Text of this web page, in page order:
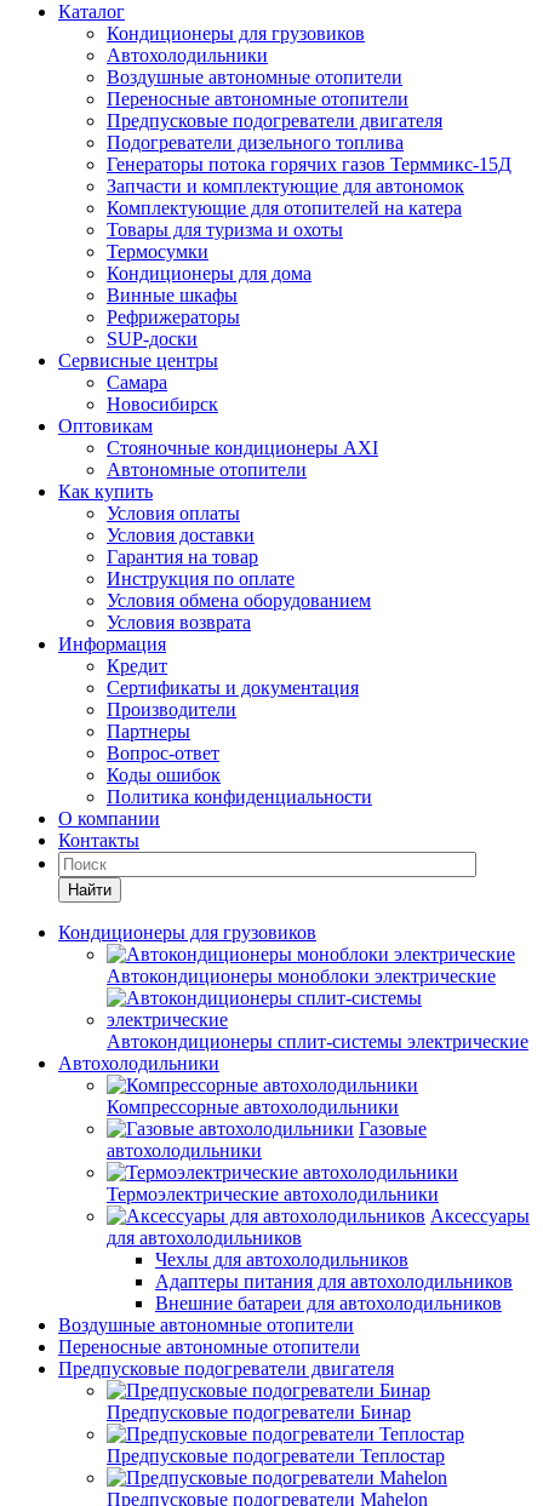
Каталог
Кондиционеры для грузовиков
Автохолодильники
Воздушные автономные отопители
Переносные автономные отопители
Предпусковые подогреватели двигателя
Подогреватели дизельного топлива
Генераторы потока горячих газов Терммикс-15Д
Запчасти и комплектующие для автономок
Комплектующие для отопителей на катера
Товары для туризма и охоты
Термосумки
Кондиционеры для дома
Винные шкафы
Рефрижераторы
SUP-доски
Сервисные центры
Самара
Новосибирск
Оптовикам
Стояночные кондиционеры AXI
Автономные отопители
Как купить
Условия оплаты
Условия доставки
Гарантия на товар
Инструкция по оплате
Условия обмена оборудованием
Условия возврата
Информация
Кредит
Сертификаты и документация
Производители
Партнеры
Вопрос-ответ
Коды ошибок
Политика конфиденциальности
О компании
Контакты
Найти
Кондиционеры для грузовиков
Автокондиционеры моноблоки электрические
Автокондиционеры сплит-системы электрические
Автохолодильники
Компрессорные автохолодильники
Газовые
автохолодильники
Термоэлектрические автохолодильники
Аксессуары
для автохолодильников
Чехлы для автохолодильников
Адаптеры питания для автохолодильников
Внешние батареи для автохолодильников
Воздушные автономные отопители
Переносные автономные отопители
Предпусковые подогреватели двигателя
Предпусковые подогреватели Бинар
Предпусковые подогреватели Теплостар
Предпусковые подогреватели Mahelon